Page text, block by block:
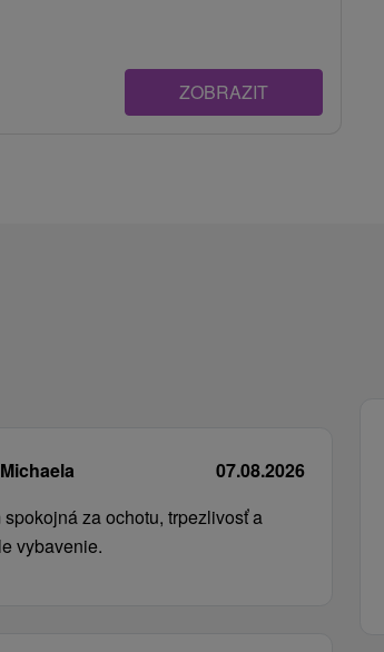
ZOBRAZIT
Michaela
07.08.2026
spokojná za ochotu, trpezlivosť a
vybavenie.